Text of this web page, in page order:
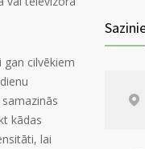
cilvēkiem
kādas
lai